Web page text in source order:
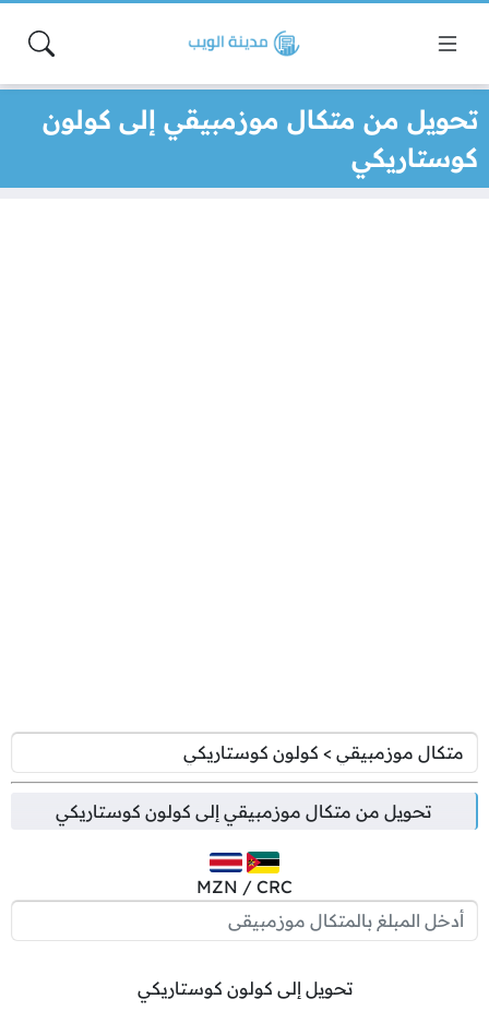
تحويل من متكال موزمبيقي إلى كولون
كوستاريكي
تحويل من متكال موزمبيقي إلى كولون كوستاريكي
MZN / CRC
تحويل إلى كولون كوستاريكي